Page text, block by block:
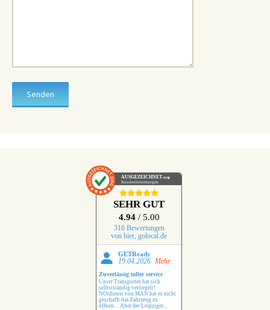
AUSGEZEICHNET .org
Kundenbewertungen
SEHR GUT
4.94 / 5.00
316 Bewertungen
von hier, golocal.de
GETReady
19.04.2026 Mehr
Zuverlässig toller service
Unser Transporter hat sich
selbstständig verriegelt!
NOtdienst von MAN hat es nicht
geschafft das Fahrzeug zu
öffnen… Aber der Leipziger